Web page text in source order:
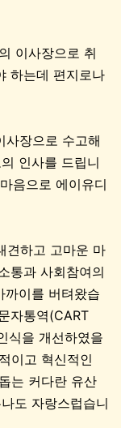
이사장으로 취
하는데 편지로나
사장으로 수고해
인사를 드립니
음으로 에이유디
견하고 고마운 마
통과 사회참여의
이를 버텨왔습
자통역(CART
식을 개선하였을
이고 혁신적인
는 커다란 유산
도 자랑스럽습니